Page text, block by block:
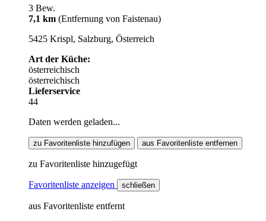
3 Bew.
7,1 km (Entfernung von Faistenau)
5425 Krispl, Salzburg, Österreich
Art der Küche:
österreichisch
österreichisch
Lieferservice
44
Daten werden geladen...
zu Favoritenliste hinzufügen aus Favoritenliste entfernen
zu Favoritenliste hinzugefügt
Favoritenliste anzeigen schließen
aus Favoritenliste entfernt